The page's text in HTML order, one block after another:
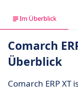
Im Überblick
Comarch
Überblick
Comarch ERP